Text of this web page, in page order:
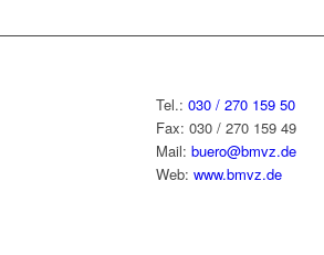
Tel.: 030 / 270 159 50
Fax: 030 / 270 159 49
Mail: buero@bmvz.de
Web: www.bmvz.de